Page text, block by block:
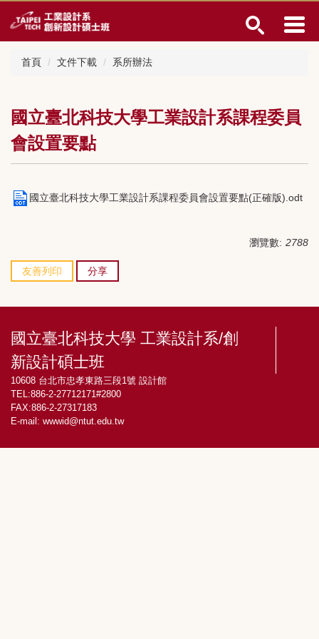
到
主
首頁 文件下載 系所辦法
國立臺北科技大學工業設計系課程委員
會設置要點
國立臺北科技大學工業設計系課程委員會設置要點(正確版).odt
瀏覽數: 2788
友善列印 分享
國立臺北科技大學 工業設計系/創
新設計碩士班
10608 台北市忠孝東路三段1號 設計館
TEL:886-2-27712171#2800
FAX:886-2-27317183
E-mail: wwwid@ntut.edu.tw